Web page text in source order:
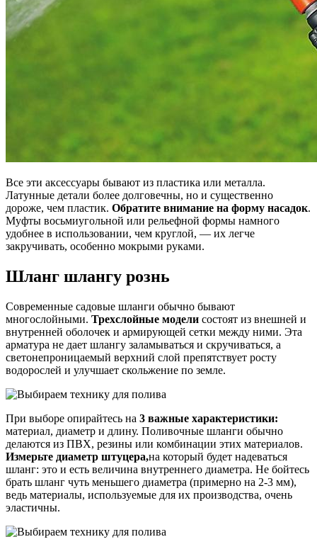
Все эти аксессуары бывают из пластика или металла.
Латунные детали более долговечны, но и существенно
дороже, чем пластик. Обратите внимание на форму насадок.
Муфты восьмиугольной или рельефной формы намного
удобнее в использовании, чем круглой, — их легче
закручивать, особенно мокрыми руками.
Шланг шлангу рознь
Cовременные садовые шланги обычно бывают
многослойными. Трехслойные модели состоят из внешней и
внутренней оболочек и армирующей сетки между ними. Эта
арматура не дает шлангу заламываться и скручиваться, а
светонепроницаемый верхний слой препятствует росту
водорослей и улучшает скольжение по земле.
При выборе опирайтесь на 3 важные характеристики:
материал, диаметр и длину. Поливочные шланги обычно
делаются из ПВХ, резины или комбинации этих материалов.
Измерьте диаметр штуцера,на который будет надеваться
шланг: это и есть величина внутреннего диаметра. Не бойтесь
брать шланг чуть меньшего диаметра (примерно на 2-3 мм),
ведь материалы, используемые для их производства, очень
эластичны.